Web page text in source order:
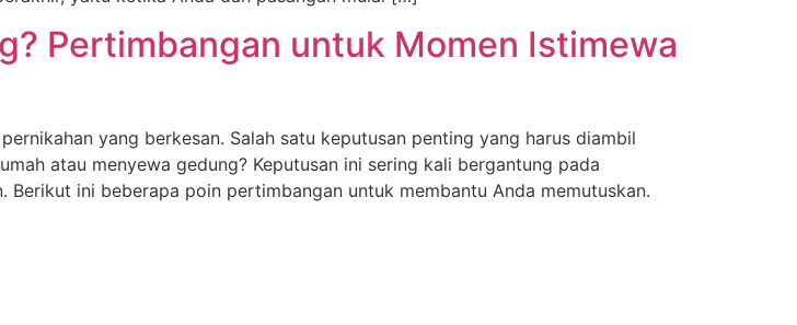
Pertimbangan untuk Momen Istimewa
yang berkesan. Salah satu keputusan penting yang harus diambil
atau menyewa gedung? Keputusan ini sering kali bergantung pada
ini beberapa poin pertimbangan untuk membantu Anda memutuskan.